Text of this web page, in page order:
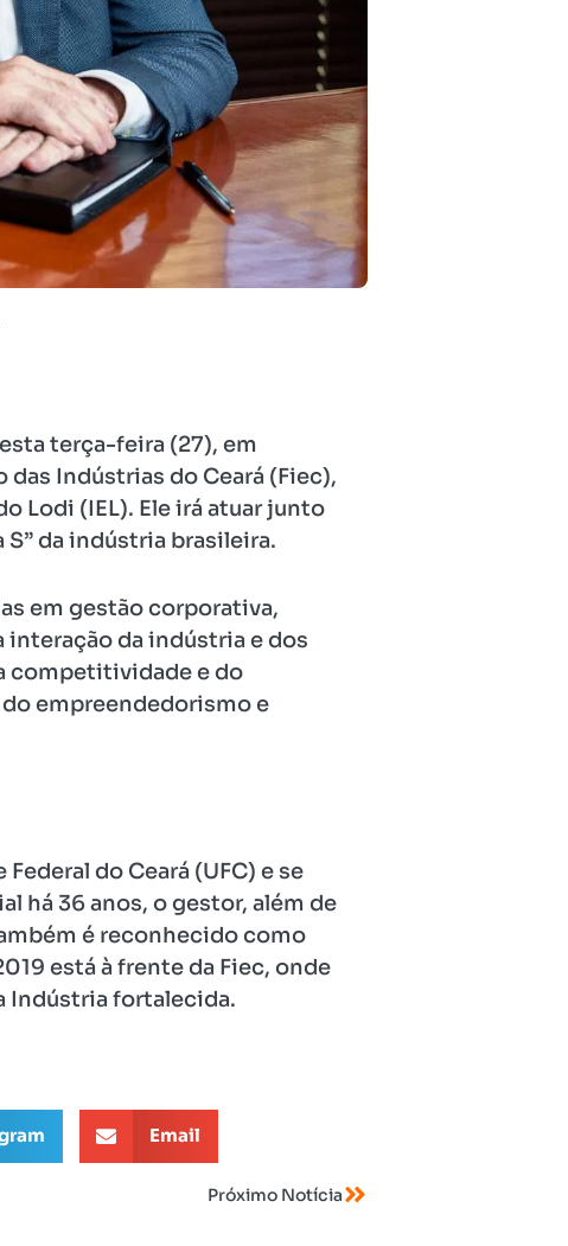
terça-feira (27), em
Indústrias do Ceará (Fiec),
Lodi (IEL). Ele irá atuar junto
da indústria brasileira.
em gestão corporativa,
interação da indústria e dos
competitividade e do
empreendedorismo e
do Ceará (UFC) e se
há 36 anos, o gestor, além de
é reconhecido como
está à frente da Fiec, onde
Indústria fortalecida.
Email
Próximo Notícia